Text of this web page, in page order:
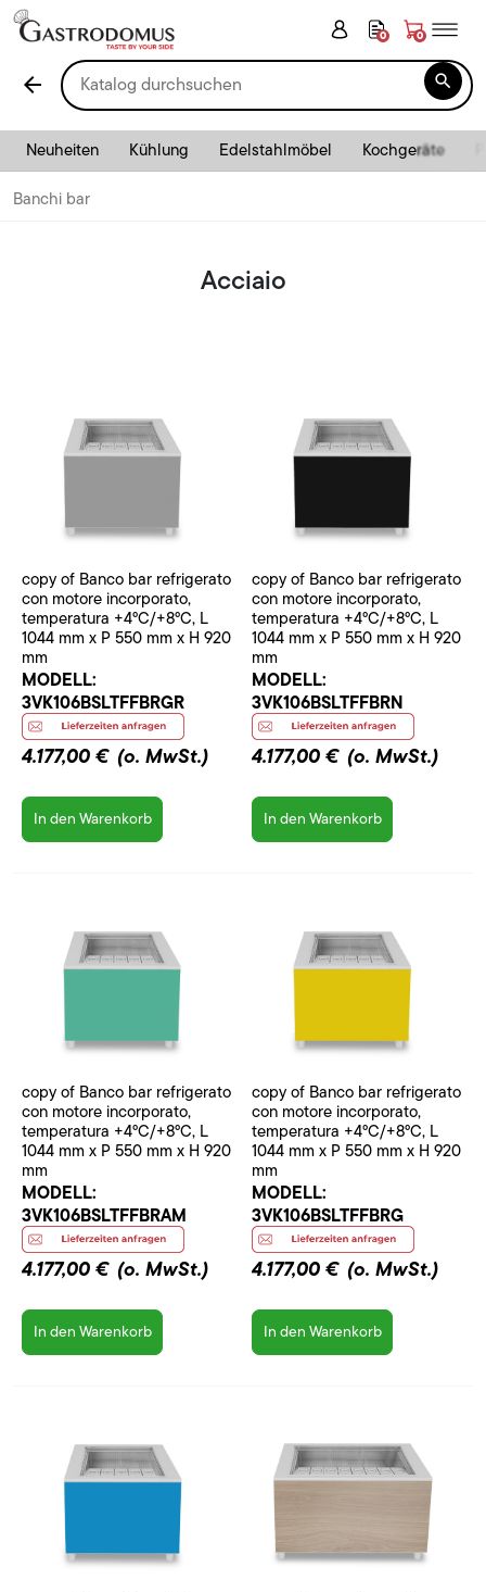
0 0
arrow_back 
Neuheiten Kühlung Edelstahlmöbel Kochgeräte
Banchi bar
Acciaio
copy of Banco bar refrigerato
con motore incorporato,
temperatura +4°C/+8°C, L
1044 mm x P 550 mm x H 920
mm
MODELL:
3VK106BSLTFFBRGR
4.177,00 € (o. MwSt.)
In den Warenkorb
copy of Banco bar refrigerato
con motore incorporato,
temperatura +4°C/+8°C, L
1044 mm x P 550 mm x H 920
mm
MODELL:
3VK106BSLTFFBRN
4.177,00 € (o. MwSt.)
In den Warenkorb
copy of Banco bar refrigerato
con motore incorporato,
temperatura +4°C/+8°C, L
1044 mm x P 550 mm x H 920
mm
MODELL:
3VK106BSLTFFBRAM
4.177,00 € (o. MwSt.)
In den Warenkorb
copy of Banco bar refrigerato
con motore incorporato,
temperatura +4°C/+8°C, L
1044 mm x P 550 mm x H 920
mm
MODELL:
3VK106BSLTFFBRG
4.177,00 € (o. MwSt.)
In den Warenkorb